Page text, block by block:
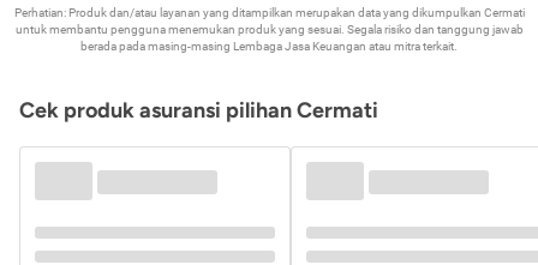
Perhatian: Produk dan/atau layanan yang ditampilkan merupakan data yang dikumpulkan Cermati
untuk membantu pengguna menemukan produk yang sesuai. Segala risiko dan tanggung jawab
berada pada masing-masing Lembaga Jasa Keuangan atau mitra terkait.
Cek produk asuransi pilihan Cermati